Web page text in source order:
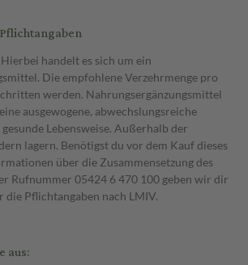
handelt es sich um ein
Die empfohlene Verzehrmenge pro
werden. Nahrungsergänzungsmittel
ausgewogene, abwechslungsreiche
Lebensweise. Außerhalb der
lagern. Benötigst du vor dem Kauf dieses
über die Zusammensetzung des
Rufnummer 05424 6 470 100 geben wir dir
die Pflichtangaben nach LMIV.
aus: